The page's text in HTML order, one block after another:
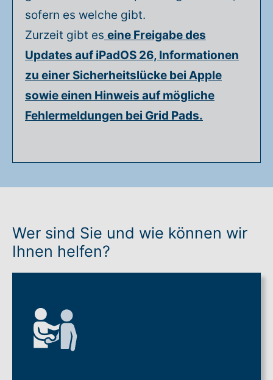
sofern es welche gibt.
Zurzeit gibt es eine Freigabe des
Updates auf iPadOS 26, Informationen
zu einer Sicherheitslücke bei Apple
sowie einen Hinweis auf mögliche
Fehlermeldungen bei Grid Pads.
Wer sind Sie und wie können wir
Ihnen helfen?